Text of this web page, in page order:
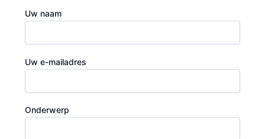
Uw naam
Uw e-mailadres
Onderwerp